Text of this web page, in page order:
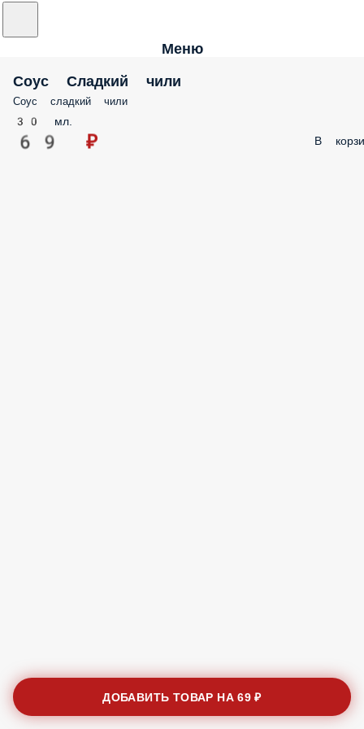
Меню
Соус Сладкий чили
Соус сладкий чили
30 мл.
69 ₽ В
ДОБАВИТЬ ТОВАР НА69 ₽